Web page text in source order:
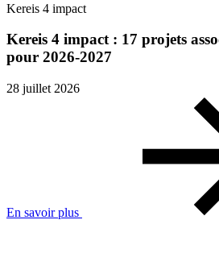
Kereis 4 impact
Kereis 4 impact : 17 projets
pour 2026-2027
28 juillet 2026
En savoir plus